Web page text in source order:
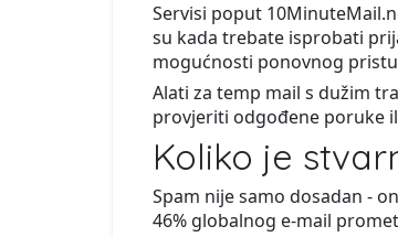
Servisi poput
su kada trebate isprobati
mogućnosti ponovnog
Alati za temp mail s dužim
provjeriti odgođene poruke
Koliko je
Spam nije samo dosadan -
46% globalnog e-mail